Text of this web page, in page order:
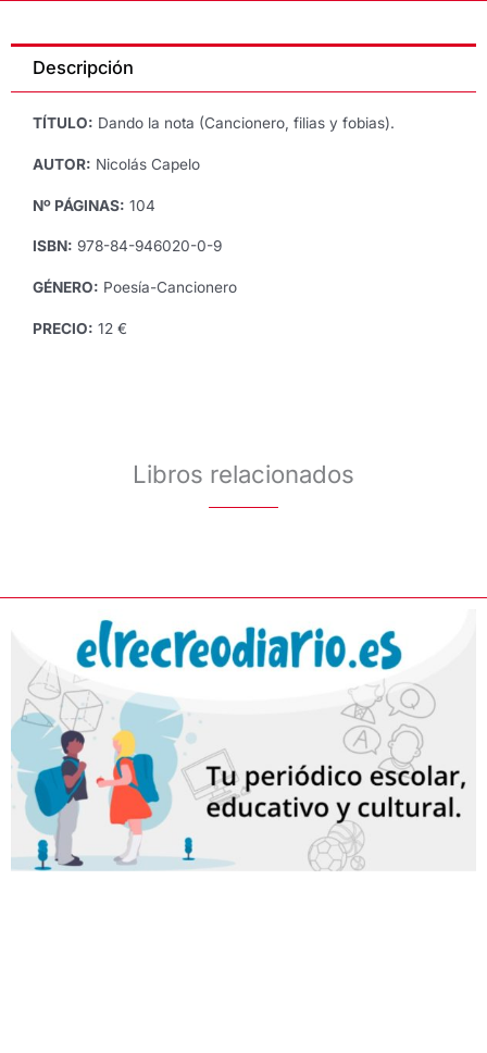
Nicolás
Capelo
cantidad
Descripción
TÍTULO: Dando la nota (Cancionero, filias y fobias).
AUTOR: Nicolás Capelo
Nº PÁGINAS: 104
ISBN: 978-84-946020-0-9
GÉNERO: Poesía-Cancionero
PRECIO: 12 €
Libros relacionados